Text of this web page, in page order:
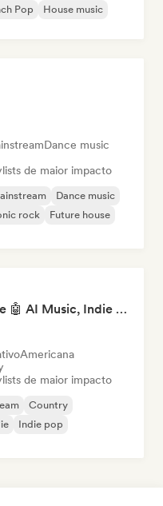
Pop House music
Dance music
de maior impacto
Dance music
rock
Future house
Pop Machine Mode 🤖 AI Music, Indie Pop & Dream Pop
Americana
de maior impacto
Country
Indie pop